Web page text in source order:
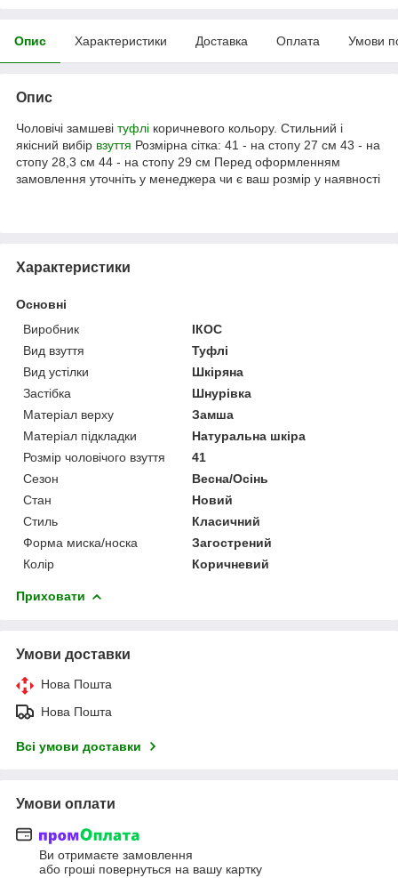
Опис Характеристики Доставка Оплата Умови
Опис
Чоловічі замшеві туфлі коричневого кольору. Стильний і
якісний вибір взуття Розмірна сітка: 41 - на стопу 27 см 43 - на
стопу 28,3 см 44 - на стопу 29 см Перед оформленням
замовлення уточніть у менеджера чи є ваш розмір у наявності
Характеристики
Основні
Виробник
ІКОС
Вид взуття
Туфлі
Вид устілки
Шкіряна
Застібка
Шнурівка
Матеріал верху
Замша
Матеріал підкладки
Натуральна шкіра
Розмір чоловічого взуття
41
Сезон
Весна/Осінь
Стан
Новий
Стиль
Класичний
Форма миска/носка
Загострений
Колір
Коричневий
Приховати
Умови доставки
Нова Пошта
Нова Пошта
Всі умови доставки
Умови оплати
Ви отримаєте замовлення
або гроші повернуться на вашу картку